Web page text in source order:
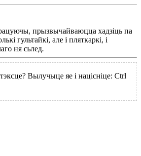
прызвычайваюцца хадзіць па
гультайкі, але і пляткаркі, і
ня сьлед.
Вылучыце яе і націсніце: Ctrl